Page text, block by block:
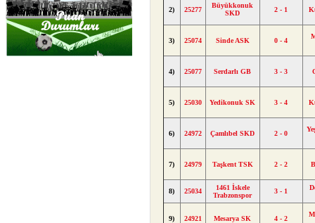
2) 25277
Büyükkonuk
SKD
2 - 1
3) 25074 Sinde ASK 0 - 4
4) 25077 Serdarlı GB 3 - 3
5) 25030 Yedikonuk SK 3 - 4
6) 24972 Çamlıbel SKD 2 - 0
7) 24979 Taşkent TSK 2 - 2
8) 25034
1461 İskele
Trabzonspor
3 - 1
9) 24921 Mesarya SK 4 - 2